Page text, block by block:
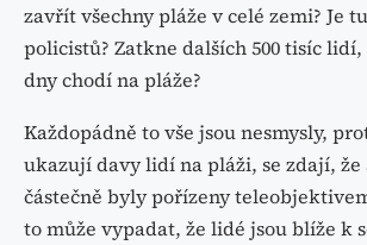
zavřít všechny pláže v celé zemi? Je
policistů? Zatkne dalších 500 tisíc
dny chodí na pláže?
Každopádně to vše jsou nesmysly,
ukazují davy lidí na pláži, se zdají, že
částečně byly pořízeny
to může vypadat, že lidé jsou blíže k